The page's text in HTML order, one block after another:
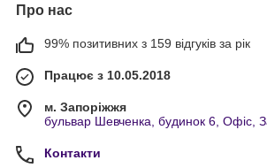
Про нас
99% позитивних з 159 відгуків за рік
Працює з 10.05.2018
м. Запоріжжя
бульвар Шевченка, будинок 6, Офіс,
Контакти